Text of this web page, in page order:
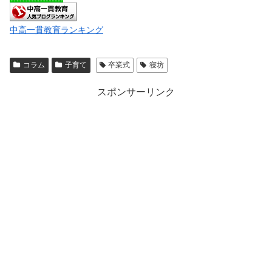
中高一貫教育ランキング
コラム 子育て 卒業式 寝坊
スポンサーリンク